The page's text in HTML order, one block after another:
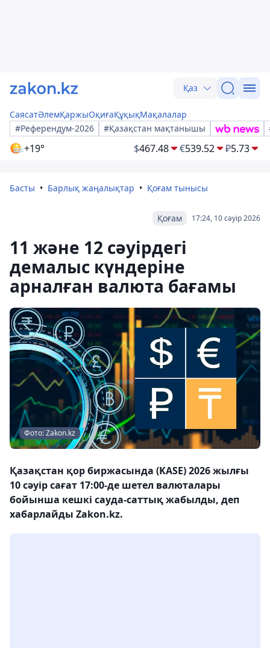
Қаз
СаясатӘлемҚаржыОқиғаҚұқықМақалалар
#Референдум-2026
#Қазақстан мақтанышы
+19° $467.48 €539.52 ₽5.73
Басты Барлық жаңалықтар Қоғам тынысы
17:24, 10 сәуір 2026
Қоғам
11 және 12 сәуірдегі
демалыс күндеріне
арналған валюта бағамы
Фото: Zakon.kz
Қазақстан қор биржасында (KASE) 2026 жылғы
10 сәуір сағат 17:00-де шетел валюталары
бойынша кешкі сауда-саттық жабылды, деп
хабарлайды Zakon.kz.